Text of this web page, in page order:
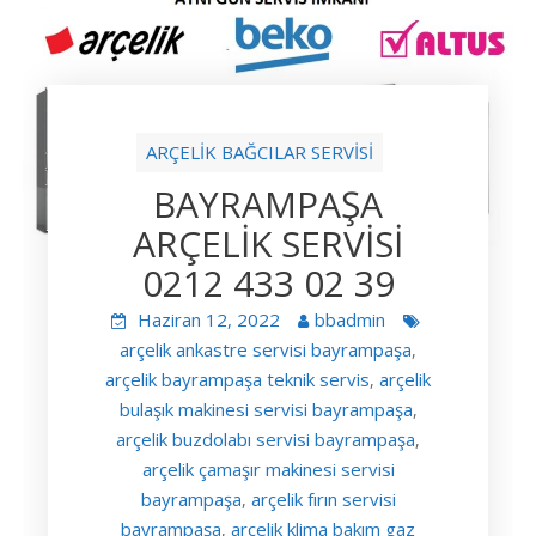
ARÇELİK BAĞCILAR SERVİSİ
BAYRAMPAŞA
ARÇELİK SERVİSİ
0212 433 02 39
Haziran 12, 2022
bbadmin
arçelik ankastre servisi bayrampaşa,
arçelik bayrampaşa teknik servis, arçelik
bulaşık makinesi servisi bayrampaşa,
arçelik buzdolabı servisi bayrampaşa,
arçelik çamaşır makinesi servisi
bayrampaşa, arçelik fırın servisi
bayrampaşa, arçelik klima bakım gaz